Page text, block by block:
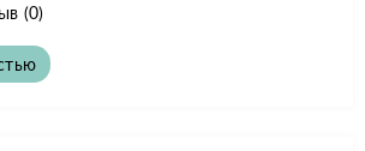
(0)